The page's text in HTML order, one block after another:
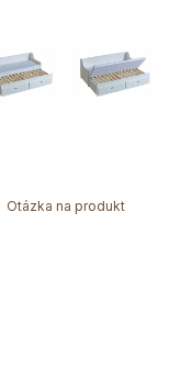
Otázka na produkt